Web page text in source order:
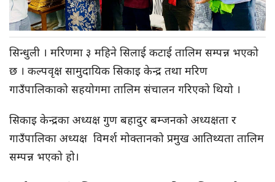
सिन्धुली । मरिणमा ३ महिने सिलाई कटाई तालिम सम्पन्न भएको
छ । कल्पवृक्ष सामुदायिक सिकाइ केन्द्र तथा मरिण
गाउँपालिकाको सहयोगमा तालिम संचालन गरिएको थियो ।
सिकाइ केन्द्रका अध्यक्ष गुण बहादुर बम्जनको अध्यक्षता र
गाउँपालिका अध्यक्ष विमर्श मोक्तानको प्रमुख आतिथ्यता तालिम
सम्पन्न भएको हो।